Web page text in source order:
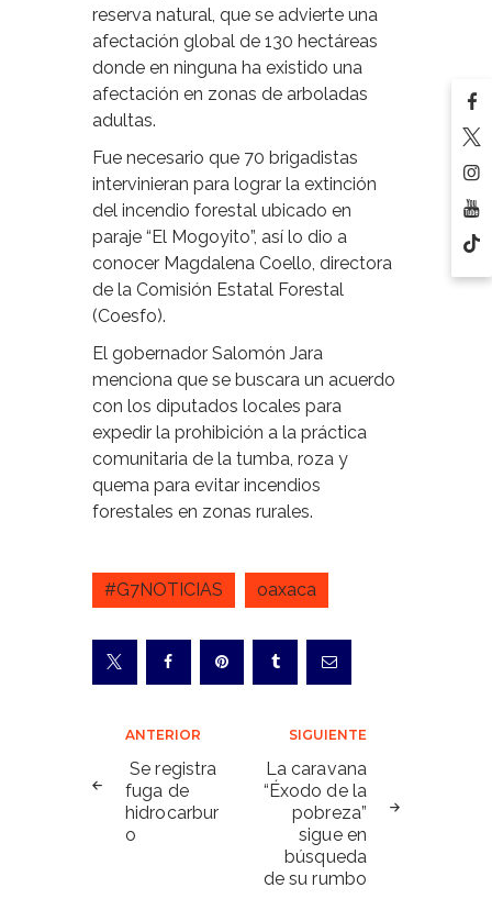
reserva natural, que se advierte una
afectación global de 130 hectáreas
donde en ninguna ha existido una
afectación en zonas de arboladas
adultas.
Fue necesario que 70 brigadistas
intervinieran para lograr la extinción
del incendio forestal ubicado en
paraje “El Mogoyito”, así lo dio a
conocer Magdalena Coello, directora
de la Comisión Estatal Forestal
(Coesfo).
El gobernador Salomón Jara
menciona que se buscara un acuerdo
con los diputados locales para
expedir la prohibición a la práctica
comunitaria de la tumba, roza y
quema para evitar incendios
forestales en zonas rurales.
#G7NOTICIAS oaxaca
Navegación
de
entradas
ANTERIOR
Se registra
fuga de
hidrocarbur
o
SIGUIENTE
La caravana
“Éxodo de la
pobreza”
sigue en
búsqueda
de su rumbo